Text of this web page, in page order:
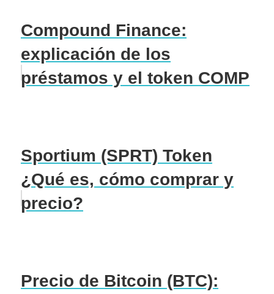
Compound Finance:
explicación de los
préstamos y el token COMP
Sportium (SPRT) Token
¿Qué es, cómo comprar y
precio?
Precio de Bitcoin (BTC):